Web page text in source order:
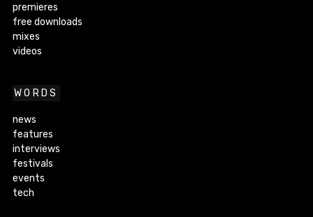
premieres
free downloads
mixes
videos
WORDS
news
features
interviews
festivals
events
tech